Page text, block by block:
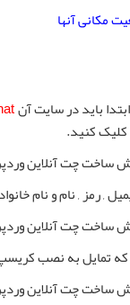
مکانی آنها
باید در سایت آن
کلیک کنید.
, رمز , نام و نام
که تمایل به نصب